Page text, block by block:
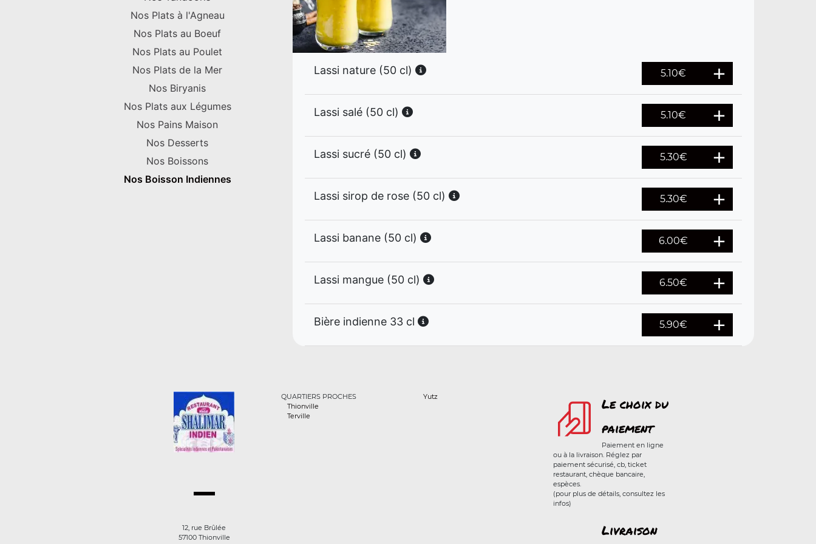
Nos Plats à l'Agneau
Nos Plats au Boeuf
Nos Plats au Poulet
Nos Plats de la Mer
Nos Biryanis
Nos Plats aux Légumes
Nos Pains Maison
Nos Desserts
Nos Boissons
Nos Boisson Indiennes
Lassi nature (50 cl) 5.10€
Lassi salé (50 cl) 5.10€
Lassi sucré (50 cl) 5.30€
Lassi sirop de rose (50 cl) 5.30€
Lassi banane (50 cl) 6.00€
Lassi mangue (50 cl) 6.50€
Bière indienne 33 cl 5.90€
12, rue Brûlée
57100 Thionville
QUARTIERS PROCHES
Thionville
Terville
Yutz
Le choix du
paiement
Paiement en ligne
ou à la livraison. Réglez par
paiement sécurisé, cb, ticket
restaurant, chèque bancaire,
espèces.
(pour plus de détails, consultez les
infos)
Livraison